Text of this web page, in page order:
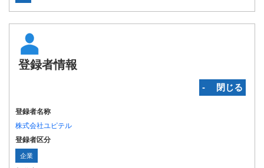
登録者情報
‐ 閉じる
登録者名称
株式会社ユピテル
登録者区分
企業